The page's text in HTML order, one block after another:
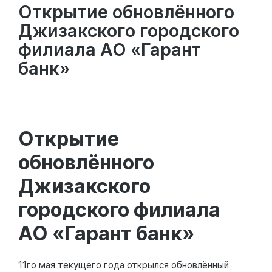
Открытие обновлённого
Джизакского городского
филиала АО «Гарант
банк»
Открытие
обновлённого
Джизакского
городского филиала
АО «Гарант банк»
11го мая текущего года открылся обновлённый